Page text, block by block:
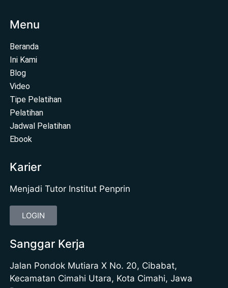
Menu
Beranda
Ini Kami
Blog
Video
Tipe Pelatihan
Pelatihan
Jadwal Pelatihan
Ebook
Karier
Menjadi Tutor Institut Penprin
LOGIN
Sanggar Kerja
Jalan Pondok Mutiara X No. 20, Cibabat,
Kecamatan Cimahi Utara, Kota Cimahi, Jawa